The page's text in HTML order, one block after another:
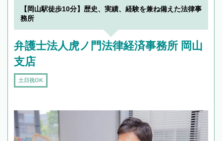
でフィーリングも重要です。実際に電話や面談
で複数の弁護士と会話をしてウマが合う方に依
【岡山駅徒歩10分】歴史、実績、経験を兼ね備えた法律事
務所
弁護士法人虎ノ門法律経済事務所 岡山
支店
土日祝OK